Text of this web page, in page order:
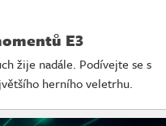
E3
žije nadále. Podívejte se s
herního veletrhu.